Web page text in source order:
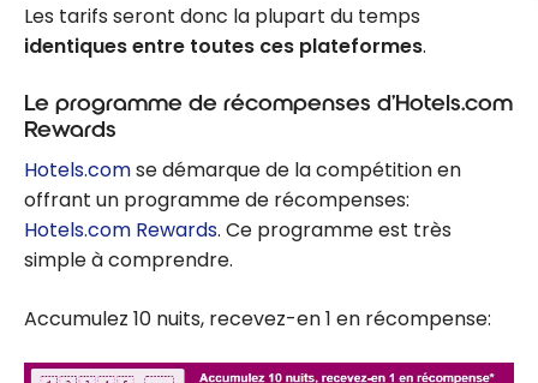
Les tarifs seront donc la plupart du temps
identiques entre toutes ces plateformes.
Le programme de récompenses d’Hotels.com
Rewards
Hotels.comse démarque de la compétition en
offrant un programme de récompenses:
Hotels.com Rewards. Ce programme est très
simple à comprendre.
Accumulez 10 nuits, recevez-en 1 en récompense: